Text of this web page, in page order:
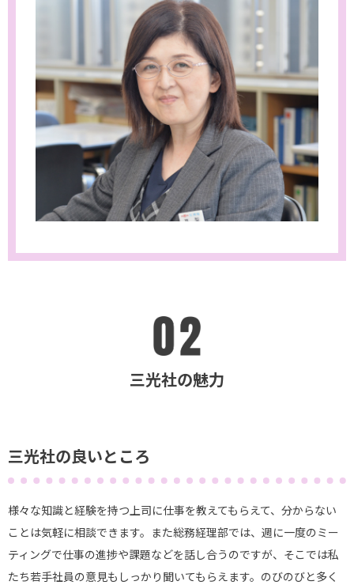
三光社の魅力
三光社の良いところ
様々な知識と経験を持つ上司に仕事を教えてもらえて、分からない
ことは気軽に相談できます。また総務経理部では、週に一度のミー
ティングで仕事の進捗や課題などを話し合うのですが、そこでは私
たち若手社員の意見もしっかり聞いてもらえます。のびのびと多く